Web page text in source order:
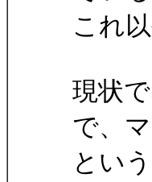
これ
現状
で、
とい